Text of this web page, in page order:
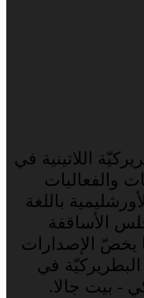
اللاتينية في
والفعاليات
باللغة
الأساقفة
يخصّ الإصدارات
في
- بيت جالا.